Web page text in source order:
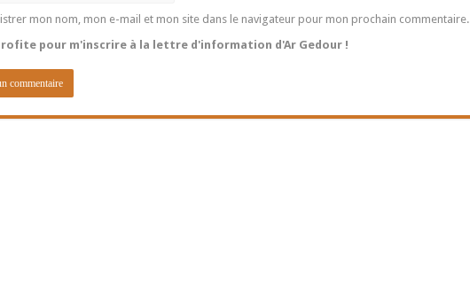
mon nom, mon e-mail et mon site dans le navigateur pour mon prochain commentaire.
pour m'inscrire à la lettre d'information d'Ar Gedour !